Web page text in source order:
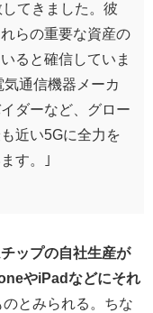
てきました。彼
らの重要な資産の
ると確信していま
通信機器メーカ
ダーなど、グロー
近い5Gに全力を
す。｣
ップの自社生産が
やiPadなどにそれ
のとみられる。ちな